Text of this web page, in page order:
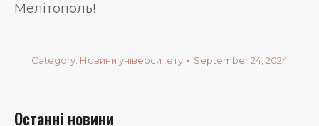
Мелітополь!
Category: Новини університету September 24, 2024
Останні новини